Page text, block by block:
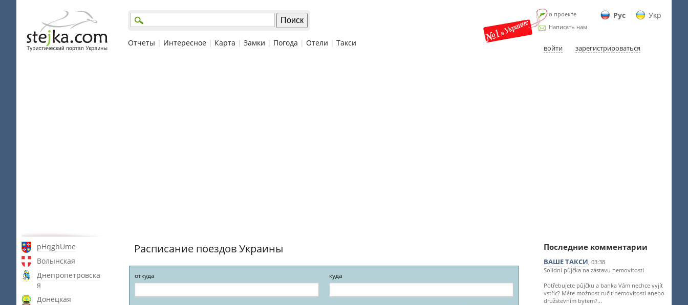
Рус Укр
о проекте
Написать нам
войти зарегистрироваться
Отчеты | Интересное | Карта | Замки | Погода | Отели | Такси
pHqghUme
Волынская
Днепропетровска
я
Донецкая
Расписание поездов Украины
откуда куда
Последние комментарии
ВАШЕ ТАКСИ, 03:38
Solidní půjčka na zástavu nemovitosti
Potřebujete půjčku a banka Vám nechce vyjít
vstříc? Máte možnost ručit nemovitosti anebo
družstevním bytem?...